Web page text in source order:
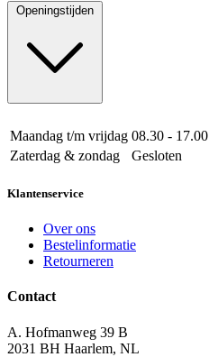
Openingstijden
Maandag t/m vrijdag 08.30 - 17.00
Zaterdag & zondag
Gesloten
Klantenservice
Over ons
Bestelinformatie
Retourneren
Contact
A. Hofmanweg 39 B
2031 BH Haarlem, NL